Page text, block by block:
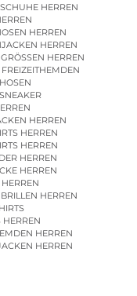
HERREN
HERREN
HERREN
HERREN
HERREN
HERREN
HERREN
HERREN
HERREN
HERREN
HERREN
HERREN
HERREN